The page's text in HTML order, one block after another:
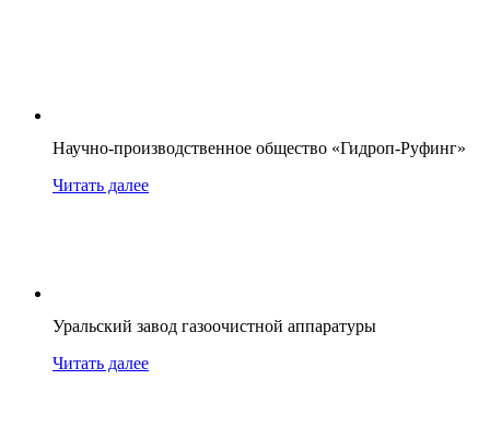
Научно-производственное общество «Гидроп-Руфинг»
Читать далее
Уральский завод газоочистной аппаратуры
Читать далее